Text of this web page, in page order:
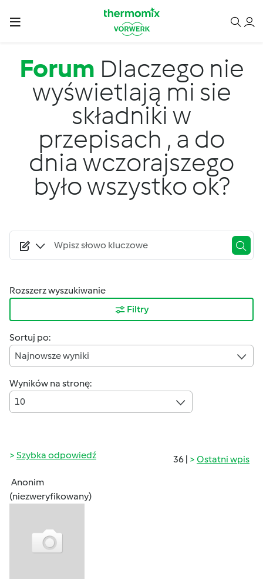
Forum Dlaczego nie
wyświetlają mi sie
składniki w
przepisach , a do
dnia wczorajszego
było wszystko ok?
Rozszerz wyszukiwanie
Filtry
Sortuj po:
Najnowsze wyniki
Wyników na stronę:
10
36 | Ostatni wpis
Szybka odpowiedź
Anonim
(niezweryfikowany)